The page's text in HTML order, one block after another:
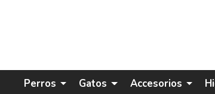
Perros Gatos Accesorios